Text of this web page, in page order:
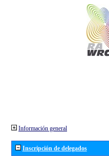
Información general
Inscripción de delegados